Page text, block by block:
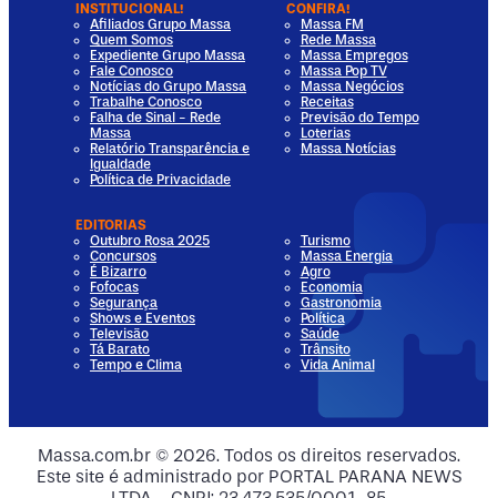
Media
Media
Media
INSTITUCIONAL!
Afiliados Grupo Massa
Quem Somos
Expediente Grupo Massa
Fale Conosco
Notícias do Grupo Massa
Trabalhe Conosco
Falha de Sinal - Rede
Massa
Relatório Transparência e
Igualdade
Política de Privacidade
CONFIRA!
Massa FM
Rede Massa
Massa Empregos
Massa Pop TV
Massa Negócios
Receitas
Previsão do Tempo
Loterias
Massa Notícias
EDITORIAS
Outubro Rosa 2025
Concursos
É Bizarro
Fofocas
Segurança
Shows e Eventos
Televisão
Tá Barato
Tempo e Clima
Turismo
Massa Energia
Agro
Economia
Gastronomia
Política
Saúde
Trânsito
Vida Animal
Massa.com.br © 2026. Todos os direitos reservados.
Este site é administrado por PORTAL PARANA NEWS